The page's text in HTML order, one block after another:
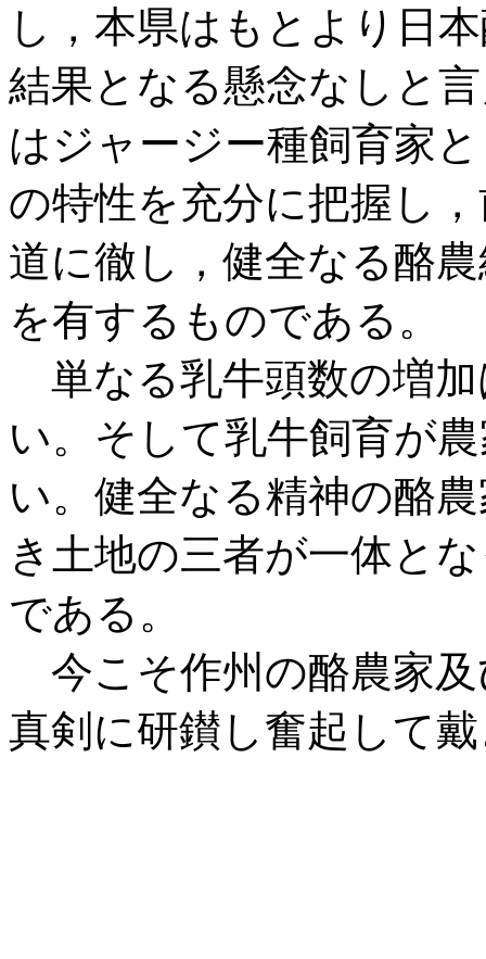
し，本県はもとより日
結果となる懸念なしと
はジャージー種飼育家
の特性を充分に把握し
道に徹し，健全なる酪
を有するものである。
単なる乳牛頭数の増
い。そして乳牛飼育が
い。健全なる精神の酪
き土地の三者が一体と
である。
今こそ作州の酪農家
真剣に研鑚し奮起して